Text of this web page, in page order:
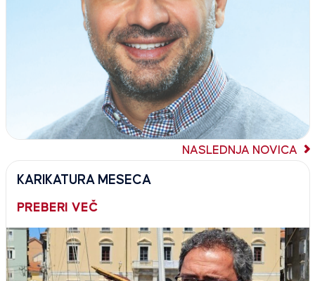
NASLEDNJA NOVICA
KARIKATURA MESECA
PREBERI VEČ